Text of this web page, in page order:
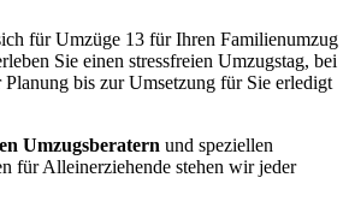
für Umzüge 13 für Ihren Familienumzug
Sie einen stressfreien Umzugstag, bei
Planung bis zur Umsetzung für Sie erledigt
Umzugsberatern und speziellen
für Alleinerziehende stehen wir jeder